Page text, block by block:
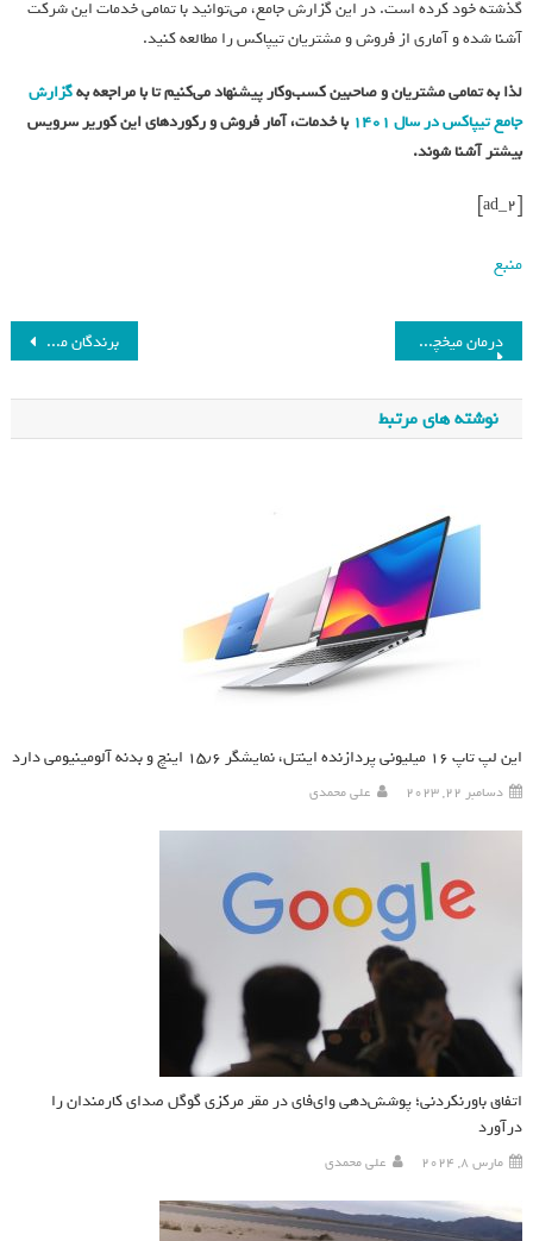
گذشته خود کرده است. در این گزارش جامع، می‌توانید با تمامی خدمات این شرکت
آشنا شده و آماری از فروش و مشتریان تیپاکس را مطالعه کنید.
لذا به تمامی مشتریان و صاحبین کسب‌وکار پیشنهاد می‌کنیم تا با مراجعه بهگزارش
جامع تیپاکس در سال 1401
با خدمات، آمار فروش و رکوردهای این کوریر سرویس
بیشتر آشنا شوند.
منبع
برندگان مسابقه عکاسی کمدی حیات وحش 2023 + عکس درمان میخچه با این گیاهان
نوشته های مرتبط
این لپ تاپ ۱۶ میلیونی پردازنده اینتل، نمایشگر ۱۵٫۶ اینچ و بدنه آلومینیومی دارد
دسامبر 22, 2023 علی محمدی
اتفاق باورنکردنی؛ پوشش‌دهی وای‌فای در مقر مرکزی گوگل صدای کارمندان را
درآورد
مارس 8, 2024 علی محمدی